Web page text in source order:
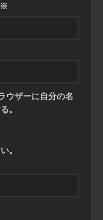
※
ウザーに自分の名
。
。